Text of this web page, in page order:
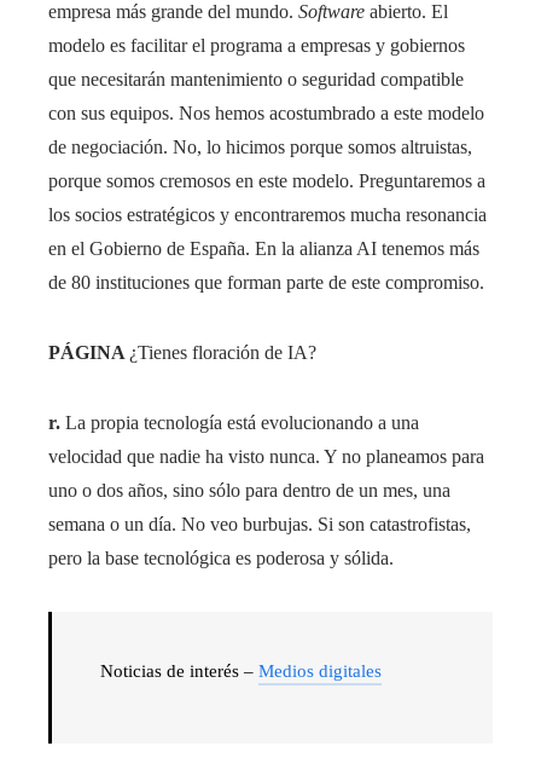
empresa más grande del mundo. Software abierto. El
modelo es facilitar el programa a empresas y gobiernos
que necesitarán mantenimiento o seguridad compatible
con sus equipos. Nos hemos acostumbrado a este modelo
de negociación. No, lo hicimos porque somos altruistas,
porque somos cremosos en este modelo. Preguntaremos a
los socios estratégicos y encontraremos mucha resonancia
en el Gobierno de España. En la alianza AI tenemos más
de 80 instituciones que forman parte de este compromiso.
PÁGINA ¿Tienes floración de IA?
r. La propia tecnología está evolucionando a una
velocidad que nadie ha visto nunca. Y no planeamos para
uno o dos años, sino sólo para dentro de un mes, una
semana o un día. No veo burbujas. Si son catastrofistas,
pero la base tecnológica es poderosa y sólida.
Noticias de interés – Medios digitales